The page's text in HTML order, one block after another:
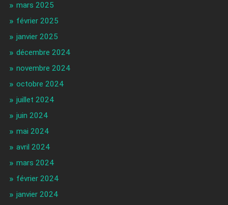
mars 2025
février 2025
janvier 2025
décembre 2024
novembre 2024
octobre 2024
juillet 2024
juin 2024
mai 2024
avril 2024
mars 2024
février 2024
janvier 2024